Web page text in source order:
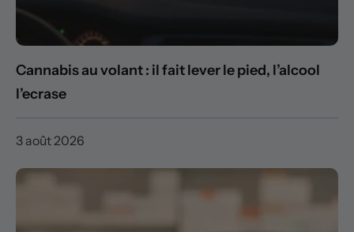
Cannabis au volant : il fait lever le pied, l’alcool
l’ecrase
3 août 2026